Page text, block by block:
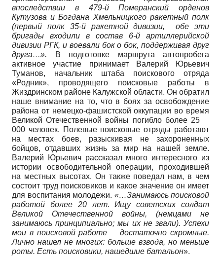
впоследствии в 479-й Померанский орденов
Кутузова и Богдана Хмельницкого ракетный полк
(первый полк 35-й ракетной дивизии, обе эти
бригады входили в состав 6-й артиллерийской
дивизии РГК, и воевали бок о бок, поддерживая друг
друга…». В подготовке маршрута автопробега
активное участие принимает Валерий Юрьевич
Туманов, начальник штаба поискового отряда
«Родник», проводящего поисковые работы в
Жиздринском районе Калужской области. Он обратил
наше внимание на то, что в боях за освобождение
района от немецко-фашистской оккупации во время
Великой Отечественной войны погибло более 25
000 человек. Полевые поисковые отряды работают
на местах боев, разыскивая не захороненных
бойцов, отдавших жизнь за мир на нашей земле.
Валерий Юрьевич рассказал много интересного из
истории освободительной операции, проходившей
на местных высотах. Он также поведал нам, в чем
состоит труд поисковиков и какое значение он имеет
для воспитания молодежи. «…Занимаюсь поисковой
работой более 20 лет. Ищу советских солдат
Великой Отечественной войны, (немцами не
занимаюсь принципиально; мы их не звали). Успехи
мои в поисковой работе
достаточно скромные.
Лично нашел не многих: больше взвода, но меньше
роты. Есть поисковики, нашедшие батальон».